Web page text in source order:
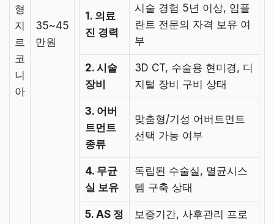
형
지
르
코
니
아
35~45
만원
1. 의료
진 경력
시술 경험 5년 이상, 임플
란트 전문의 자격 보유 여
부
2. 시술
장비
3D CT, 수술용 현미경, 디
지털 장비 구비 상태
3. 어버
트먼트
종류
맞춤형/기성 어버트먼트
선택 가능 여부
4. 무균
실 보유
독립된 수술실, 멸균시스
템 구축 상태
5. AS 정
보증기간, 사후관리 프로